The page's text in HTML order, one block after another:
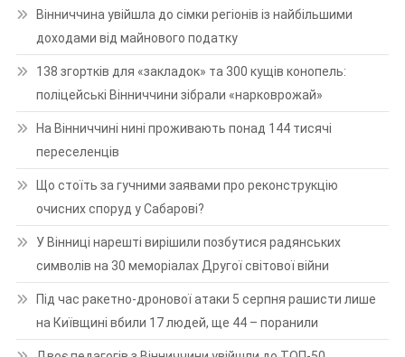
Вінниччина увійшла до сімки регіонів із найбільшими
доходами від майнового податку
138 згортків для «закладок» та 300 кущів конопель:
поліцейські Вінниччини зібрали «нарковрожай»
На Вінниччині нині проживають понад 144 тисячі
переселенців
Що стоїть за гучними заявами про реконструкцію
очисних споруд у Сабарові?
У Вінниці нарешті вирішили позбутися радянських
символів на 30 меморіалах Другої світової війни
Під час ракетно-дронової атаки 5 серпня рашисти лише
на Київщині вбили 17 людей, ще 44 – поранили